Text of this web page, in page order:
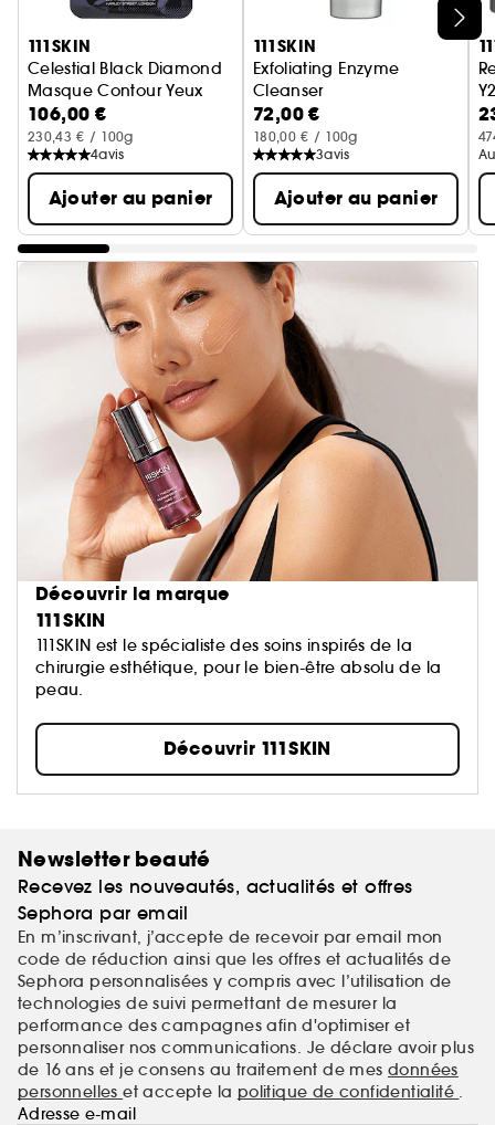
Ignorer le carrousel produits
111SKIN
Celestial Black Diamond
Masque Contour Yeux
106,00 €
230,43 € / 100g
4avis
Ajouter au panier
111SKIN
Exfoliating Enzyme
Cleanser
Nettoyant Exfoliant
72,00 €
180,00 € / 100g
3avis
Ajouter au panier
Découvrir la marque
111SKIN
111SKIN est le spécialiste des soins inspirés de la
chirurgie esthétique, pour le bien-être absolu de la
peau.
Découvrir 111SKIN
Newsletter beauté
Recevez les nouveautés, actualités et offres
Sephora par email
En m’inscrivant, j’accepte de recevoir par email mon
code de réduction ainsi que les offres et actualités de
Sephora personnalisées y compris avec l’utilisation de
technologies de suivi permettant de mesurer la
performance des campagnes afin d'optimiser et
personnaliser nos communications. Je déclare avoir plus
de 16 ans et je consens au traitement de mes données
personnelleset accepte la politique de confidentialité
Adresse e-mail